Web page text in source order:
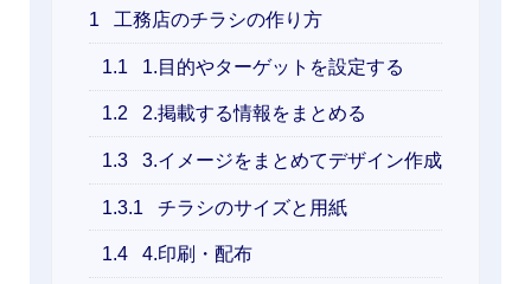
1 工務店のチラシの作り方
1.1 1.目的やターゲットを設定する
1.2 2.掲載する情報をまとめる
1.3 3.イメージをまとめてデザイン作成
1.3.1 チラシのサイズと用紙
1.4 4.印刷・配布